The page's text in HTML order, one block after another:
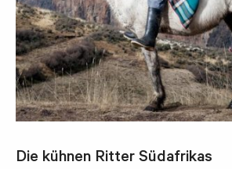
Die kühnen Ritter Südafrikas